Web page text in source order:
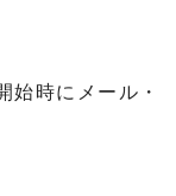
始時にメール・